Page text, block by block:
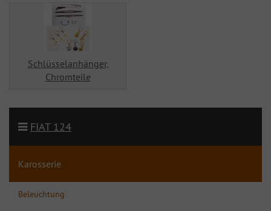
Schlüsselanhänger,
Chromteile
FIAT 124
Karosserie
Beleuchtung